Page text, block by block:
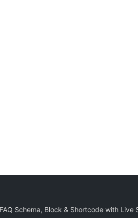
Schema, Block & Shortcode with Live